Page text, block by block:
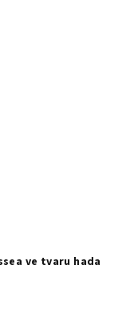
ve tvaru hada